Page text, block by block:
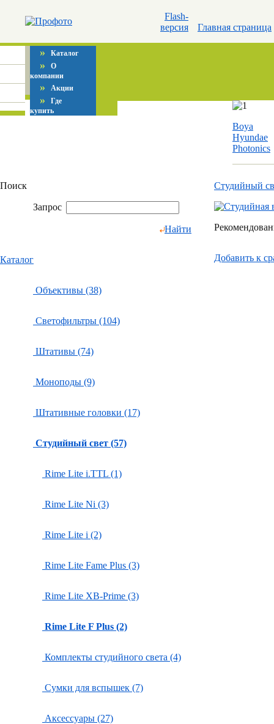
Flash-
версия
Главная страница
» Каталог
» О
компании
» Акции
» Где
купить
Boya
Hyundae
Photonics
Поиск
Запрос
Найти
Каталог
Объективы (38)
Светофильтры (104)
Штативы (74)
Моноподы (9)
Штативные головки (17)
Студийный свет (57)
Rime Lite i.TTL (1)
Rime Lite Ni (3)
Rime Lite i (2)
Rime Lite Fame Plus (3)
Rime Lite XB-Prime (3)
Rime Lite F Plus (2)
Комплекты студийного света (4)
Сумки для вспышек (7)
Аксессуары (27)
Студийный
Добавить к